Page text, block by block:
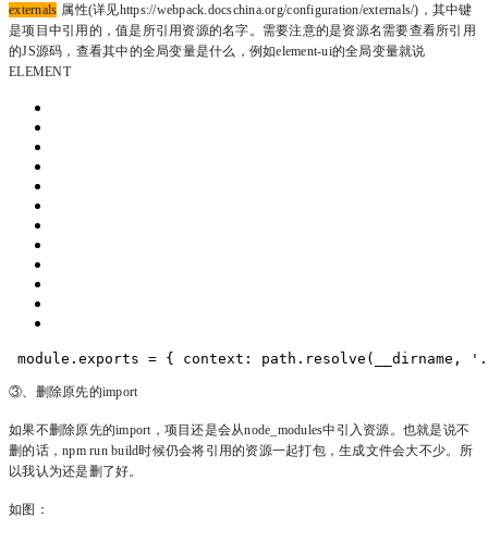
externals 属性(详见https://webpack.docschina.org/configuration/externals/)，其中键
是项目中引用的，值是所引用资源的名字。需要注意的是资源名需要查看所引用
的JS源码，查看其中的全局变量是什么，例如element-ui的全局变量就说
ELEMENT
module.exports = { context:
③、删除原先的import
如果不删除原先的import，项目还是会从node_modules中引入资源。 也就是说不
删的话，npm run build时候仍会将引用的资源一起打包，生成文件会大不少。
所
以我认为还是删了好。
如图：